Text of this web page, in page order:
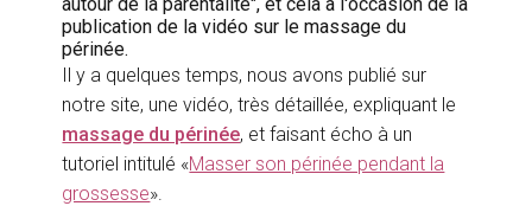
publication de la vidéo sur le massage du
périnée.
Il y a quelques temps, nous avons publié sur
notre site, une vidéo, très détaillée, expliquant le
massage du périnée, et faisant écho à un
tutoriel intitulé «Masser son périnée pendant la
grossesse».